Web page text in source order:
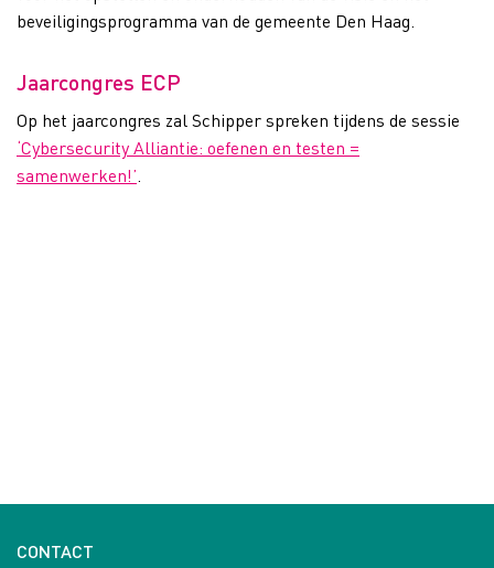
beveiligingsprogramma van de gemeente Den Haag.
Jaarcongres ECP
Op het jaarcongres zal Schipper spreken tijdens de sessie
‘Cybersecurity Alliantie: oefenen en testen =
samenwerken!’.
CONTACT